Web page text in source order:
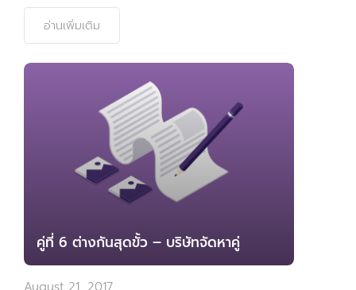
คู่ที่ 6 ต่างกันสุดขั้ว – บริษัทจัดหาคู่
วันที่ไปออกเดทคุณตั้นเดินทางไปเดทกับคุณนาถ
ที่ต่างจังหวัด เพราะคุณนาถเดินทางบ่อยเราจึง